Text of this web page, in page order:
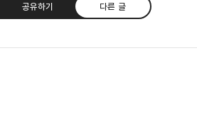
공유하기 다른 글